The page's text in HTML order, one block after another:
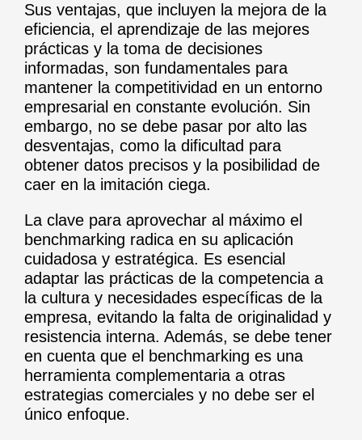
Sus ventajas, que incluyen la mejora de la
eficiencia, el aprendizaje de las mejores
prácticas y la toma de decisiones
informadas, son fundamentales para
mantener la competitividad en un entorno
empresarial en constante evolución. Sin
embargo, no se debe pasar por alto las
desventajas, como la dificultad para
obtener datos precisos y la posibilidad de
caer en la imitación ciega.
La clave para aprovechar al máximo el
benchmarking radica en su aplicación
cuidadosa y estratégica. Es esencial
adaptar las prácticas de la competencia a
la cultura y necesidades específicas de la
empresa, evitando la falta de originalidad y
resistencia interna. Además, se debe tener
en cuenta que el benchmarking es una
herramienta complementaria a otras
estrategias comerciales y no debe ser el
único enfoque.